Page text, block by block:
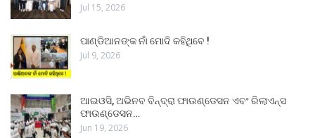
Jul 15, 2026
ପାଣ୍ଡିଆନଙ୍କ ନାଁ ମୋଦି କହିଥିବେ !
Jul 9, 2026
ଆଇଓସି, ଅଭିନବ ବିନ୍ଦ୍ରା ଫାଉଣ୍ଡେସନ ଏବଂ ରିଲାଏନ୍ସ
ଫାଉଣ୍ଡେସନ…
Jun 19, 2026